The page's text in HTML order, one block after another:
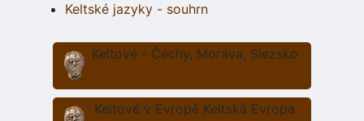
Keltské jazyky - souhrn
Keltové - Čechy, Morava, Slezsko
Keltové v Evropě Keltská Evropa